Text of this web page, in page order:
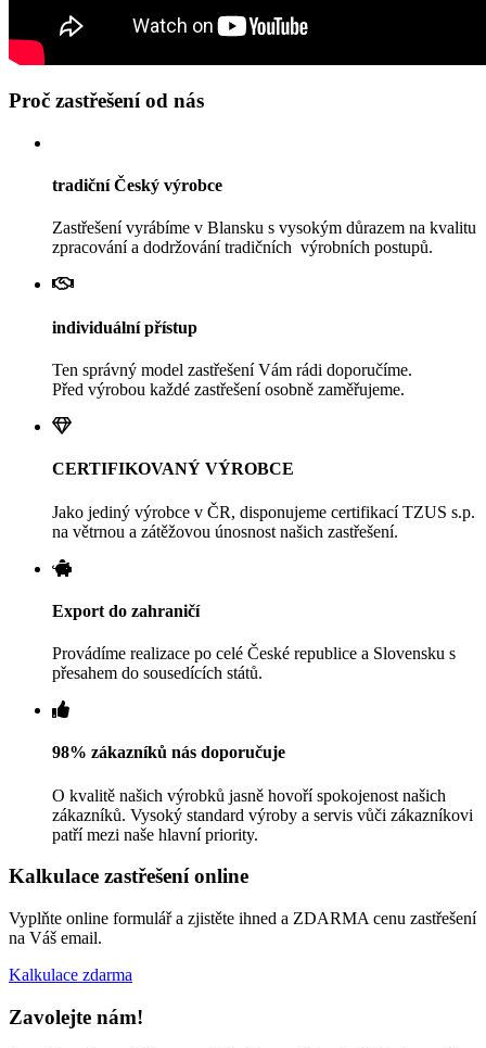
Proč zastřešení od nás
tradiční Český výrobce
Zastřešení vyrábíme v Blansku s vysokým důrazem na kvalitu
zpracování a dodržování tradičních výrobních postupů.
individuální přístup
Ten správný model zastřešení Vám rádi doporučíme.
Před výrobou každé zastřešení osobně zaměřujeme.
CERTIFIKOVANÝ VÝROBCE
Jako jediný výrobce v ČR, disponujeme certifikací TZUS s.p.
na větrnou a zátěžovou únosnost našich zastřešení.
Export do zahraničí
Provádíme realizace po celé České republice a Slovensku s
přesahem do sousedících států.
98% zákazníků nás doporučuje
O kvalitě našich výrobků jasně hovoří spokojenost našich
zákazníků. Vysoký standard výroby a servis vůči zákazníkovi
patří mezi naše hlavní priority.
Kalkulace zastřešení online
Vyplňte online formulář a zjistěte ihned a ZDARMA cenu zastřešení
na Váš email.
Kalkulace zdarma
Zavolejte nám!